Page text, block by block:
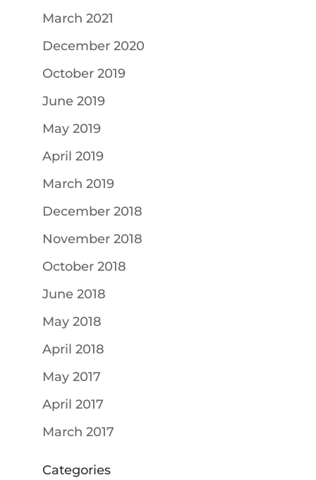
March 2021
December 2020
October 2019
June 2019
May 2019
April 2019
March 2019
December 2018
November 2018
October 2018
June 2018
May 2018
April 2018
May 2017
April 2017
March 2017
Categories